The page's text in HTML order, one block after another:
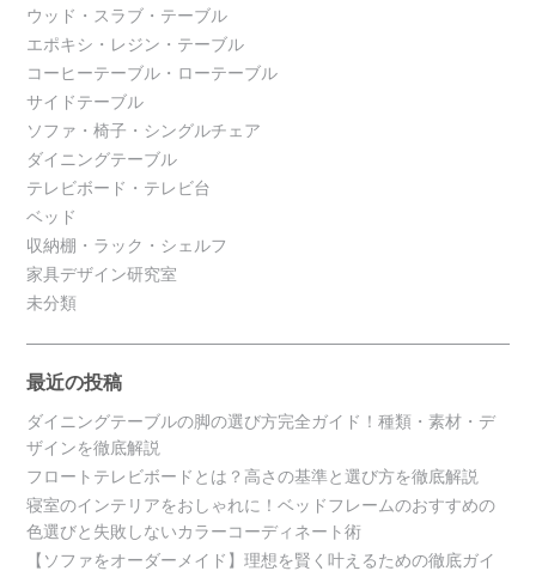
ウッド・スラブ・テーブル
エポキシ・レジン・テーブル
コーヒーテーブル・ローテーブル
サイドテーブル
ソファ・椅子・シングルチェア
ダイニングテーブル
テレビボード・テレビ台
ベッド
収納棚・ラック・シェルフ
家具デザイン研究室
未分類
最近の投稿
ダイニングテーブルの脚の選び方完全ガイド！種類・素材・デ
ザインを徹底解説
フロートテレビボードとは？高さの基準と選び方を徹底解説
寝室のインテリアをおしゃれに！ベッドフレームのおすすめの
色選びと失敗しないカラーコーディネート術
【ソファをオーダーメイド】理想を賢く叶えるための徹底ガイ